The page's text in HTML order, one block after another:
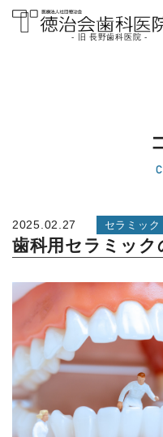
医院]｜熊本
- 旧 長野歯科医院 -
2025.02.27 セラミック
歯科用セラミック